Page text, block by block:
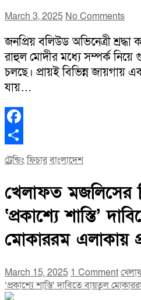
March 3, 2025 No Comments
জনপ্রিয় বলিউড অভিনেত্রী শ্রদ্ধা
রাহুল মোদীর মধ্যে সম্পর্ক নিয়ে
চলছে। প্রায়ই বিভিন্ন জায়গায়
যায়…
Facebook
Share
ট্রেন্ডিংফিচারবাংলাদেশ
খেলাফত মজলিসের
‘প্রকাশ্যে শাস্তি’
মোকাররম এলাকায়
March 15, 2025 1 Comment
‘প্রকাশ্যে শাস্তি’ দাবিতে বায়তুল